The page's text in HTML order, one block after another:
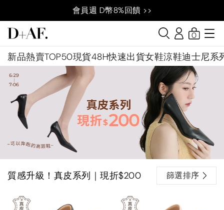
會員週 D幣8%回饋 >>
新品熱賣TOP50現貨48H快速出貨女鞋涼鞋迪士尼系
0
質感升級！真皮系列｜現折$200 篩選排序